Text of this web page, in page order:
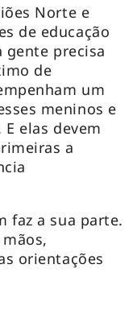
Norte e
de educação
gente precisa
de
um
meninos e
elas devem
a
faz a sua parte.
orientações